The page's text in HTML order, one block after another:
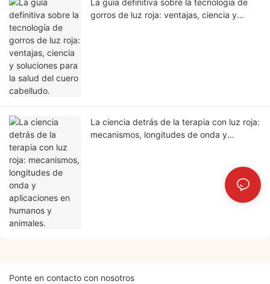
La guía definitiva sobre la tecnología de
gorros de luz roja: ventajas, ciencia y
La ciencia detrás de la terapia con luz roja:
mecanismos, longitudes de onda y
Ponte en contacto con nosotros